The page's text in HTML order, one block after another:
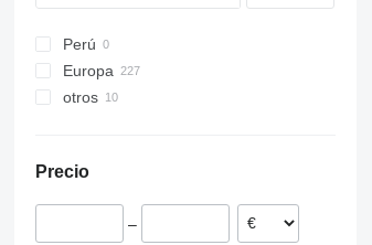
Variant
Volto
TM
852
854
864
C-series
C441R
C451R
F-series
F440E
M-series
RX
Swadro
TX
Vendro
ZX
Z500
ZKP
Jumbo
Ladeprofi
Mergento
Top
Perú
Europa
Alemania
Suecia
Países Bajos
otros
Precio
–